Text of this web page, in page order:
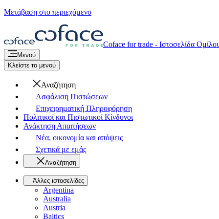
Μετάβαση στο περιεχόμενο
Coface for trade - Ιστοσελίδα
Μενού
Κλείστε το μενού
Αναζήτηση
Ασφάλιση Πιστώσεων
Επιχειρηματική Πληροφόρηση
Πολιτικοί και Πιστωτικοί Κίνδυνοι
Ανάκτηση Απαιτήσεων
Νέα, οικονομία και απόψεις
Σχετικά με εμάς
Αναζήτηση
Άλλες ιστοσελίδες
Argentina
Australia
Austria
Baltics